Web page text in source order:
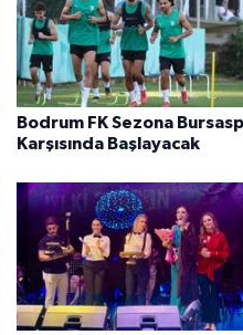
Bodrum FK Sezona
Karşısında Başlayacak